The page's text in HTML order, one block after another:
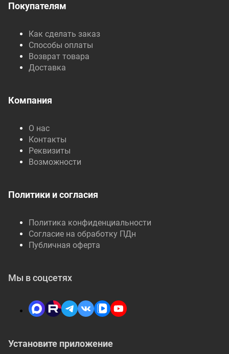
Покупателям
Как сделать заказ
Способы оплаты
Возврат товара
Доставка
Компания
О нас
Контакты
Реквизиты
Возможности
Политики и согласия
Политика конфиденциальности
Согласие на обработку ПДн
Публичная оферта
Установите приложение
Мы в соцсетях